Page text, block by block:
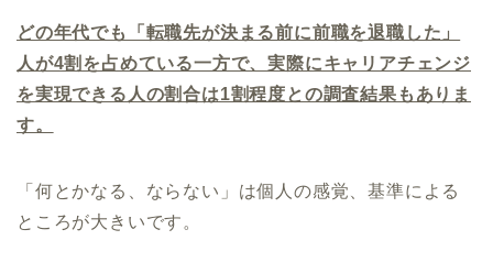
どの年代でも「転職先が決まる前に前職を退職した」
人が4割を占めている一方で、実際にキャリアチェンジ
を実現できる人の割合は1割程度との調査結果もありま
す。
「何とかなる、ならない」は個人の感覚、基準による
ところが大きいです。